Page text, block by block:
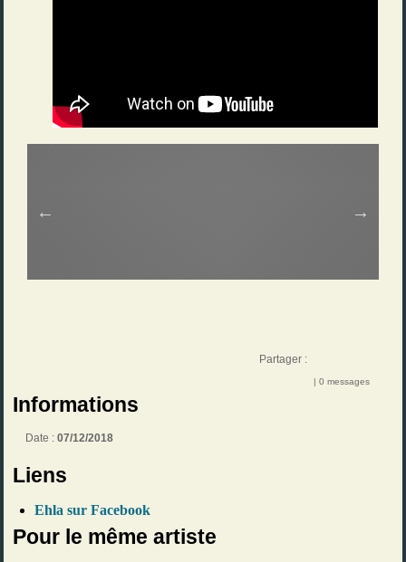
Partager :
| 0 messages
Informations
Date :07/12/2018
Liens
Ehla sur Facebook
Pour le même artiste